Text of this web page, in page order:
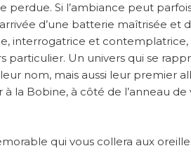
perdue. Si l’ambiance peut
d’une batterie maîtrisée et
interrogatrice et
particulier. Un univers qui se
nom, mais aussi leur premier
la Bobine, à côté de l’anneau de
qui vous collera aux